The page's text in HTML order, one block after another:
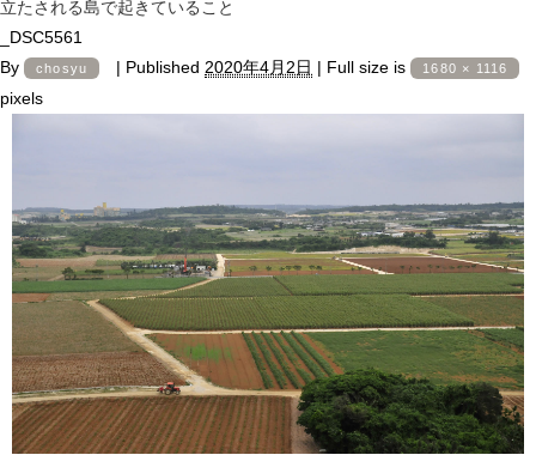
立たされる島で起きていること
_DSC5561
By
chosyu | Published 2020年4月2日 | Full size is 1680 × 1116
pixels